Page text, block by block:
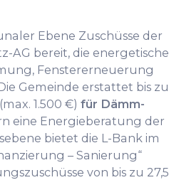
Ebene Zuschüsse der
AG bereit, die energetische
Fenstererneuerung
Gemeinde erstattet bis zu
1.500 €) für Dämm-
eine Energieberatung der
bietet die L-Bank im
– Sanierung“
von bis zu 27,5